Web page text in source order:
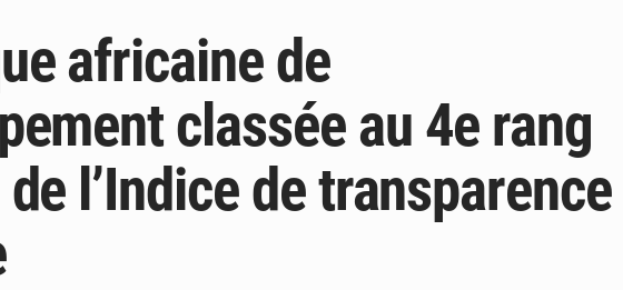
6 août 2026 Niger : Bilan à mi-parcours du Programme de Refondation
6 août 2026 Chasse aux gabegies à Niamey : 74 milliards de FCFA recouvrés par la COLDEFF
5 août 2026 Tibiri : le dialogue, nouveau terrain de jeu pour la paix
africaine de
classée au 4e rang
l’Indice de transparence